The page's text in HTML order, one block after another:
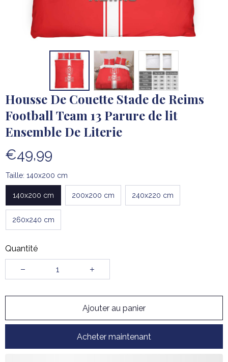
Housse De Couette Stade de Reims
Football Team 13 Parure de lit
Ensemble De Literie
€49,99
Taille: 140x200 cm
140x200 cm 200x200 cm 240x220 cm
260x240 cm
Quantité
Ajouter au panier
Acheter maintenant